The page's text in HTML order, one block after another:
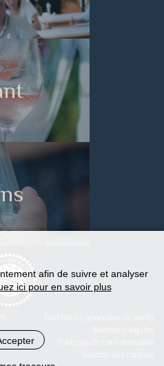
afin de suivre et analyser
ici pour en savoir plus